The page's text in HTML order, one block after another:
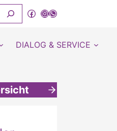
Facebook
Instagram
WhatsApp Kanal von detmold-lutherisch
DIALOG & SERVICE